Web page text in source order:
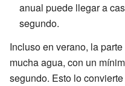
anual puede llegar a
segundo.
Incluso en verano, la
mucha agua, con un
segundo. Esto lo